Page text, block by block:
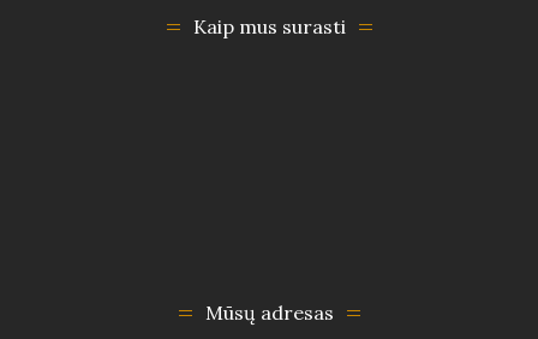
Kaip mus surasti
Mūsų adresas